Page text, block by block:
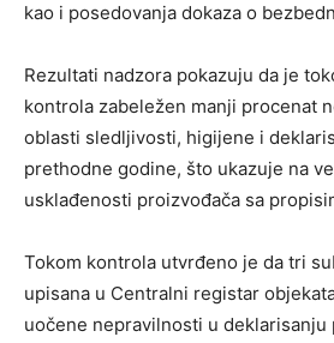
kao i posedovanja dokaza o
Rezultati nadzora pokazuju da je
kontrola zabeležen manji procenat
oblasti sledljivosti, higijene i
prethodne godine, što ukazuje na
usklađenosti proizvođača sa
Tokom kontrola utvrđeno je da tri
upisana u Centralni registar
uočene nepravilnosti u deklarisanju